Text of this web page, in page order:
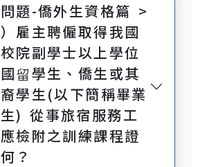
題-僑外生資格篇 >
）雇主聘僱取得我國
院副學士以上學位
留學生、僑生或其
學生(以下簡稱畢業
) 從事旅宿服務工
檢附之訓練課程證
？